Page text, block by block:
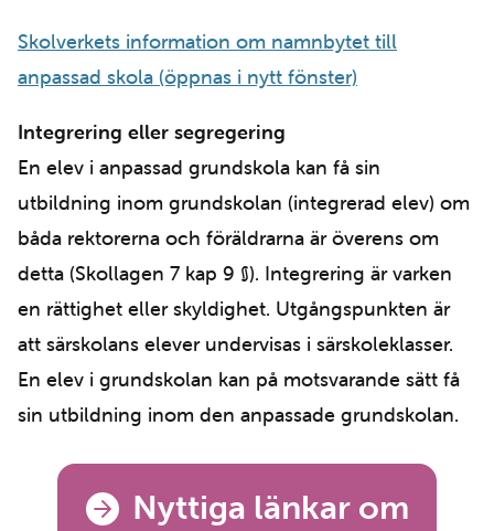
Skolverkets information om namnbytet till
anpassad skola (öppnas i nytt fönster)
Integrering eller segregering
En elev i anpassad grundskola kan få sin
utbildning inom grundskolan (integrerad elev) om
båda rektorerna och föräldrarna är överens om
detta (Skollagen 7 kap 9 §). Integrering är varken
en rättighet eller skyldighet. Utgångspunkten är
att särskolans elever undervisas i särskoleklasser.
En elev i grundskolan kan på motsvarande sätt få
sin utbildning inom den anpassade grundskolan.
Navigation
Nyttiga länkar om